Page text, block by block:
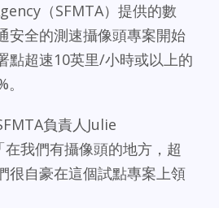
（SFMTA）提供的數
安全的測速攝像頭專案開始
點超速10英里/小時或以上的
負責人Julie
我們有攝像頭的地方，超
很自豪在這個試點專案上領